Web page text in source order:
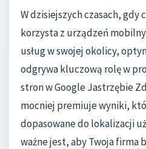
W dzisiejszych czasach, gdy
korzysta z urządzeń
usług w swojej okolicy,
odgrywa kluczową rolę w
stron w Google Jastrzębie
mocniej premiuje wyniki,
dopasowane do lokalizacji
ważne jest, aby Twoja firma